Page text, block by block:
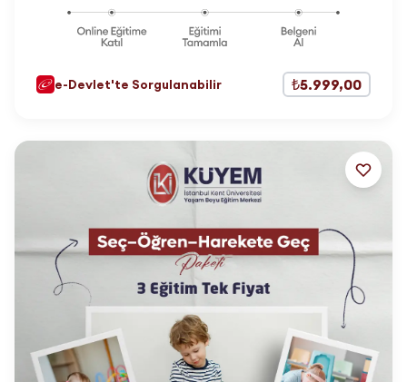
e-Devlet'te Sorgulanabilir ₺5.999,00